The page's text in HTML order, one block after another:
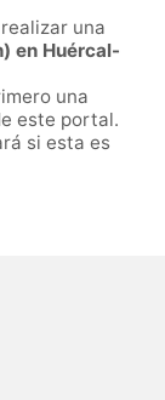
una
en Huércal-
una
este portal.
si esta es